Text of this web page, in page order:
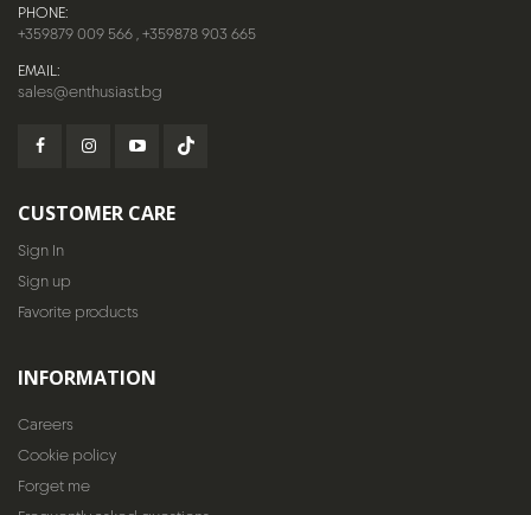
PHONE:
+359879 009 566,+359878 903 665
EMAIL:
sales@enthusiast.bg
CUSTOMER CARE
Sign In
Sign up
Favorite products
INFORMATION
Careers
Cookie policy
Forget me